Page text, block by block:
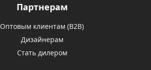
Партнерам
Оптовым клиентам (В2В)
Дизайнерам
Стать дилером